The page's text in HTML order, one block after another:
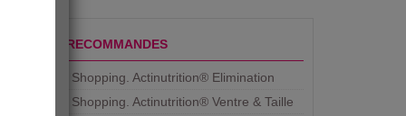
PRODUITS RECOMMANDES
Aujourdhui Shopping. Actinutrition® Elimination
Aujourdhui Shopping. Actinutrition® Ventre & Taille